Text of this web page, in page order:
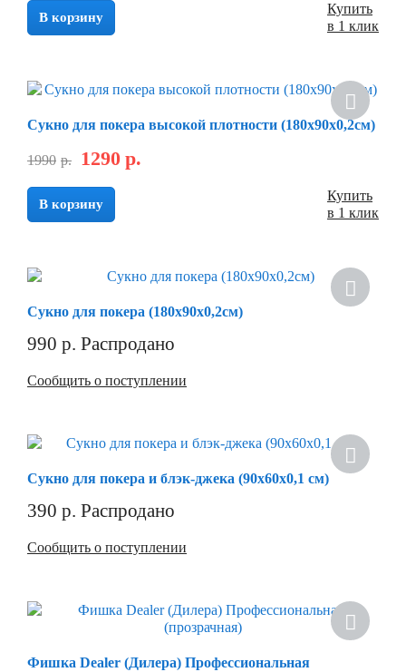
В корзину
Купить
в 1 клик
Хит
Сукно для покера высокой плотности (180х90х0,2см)
1990 р. 1290 р.
В корзину
Купить
в 1 клик
Сукно для покера (180х90х0,2см)
990 р. Распродано
Сообщить о поступлении
Сукно для покера и блэк-джека (90х60х0,1 см)
390 р. Распродано
Сообщить о поступлении
Фишка Dealer (Дилера) Профессиональная